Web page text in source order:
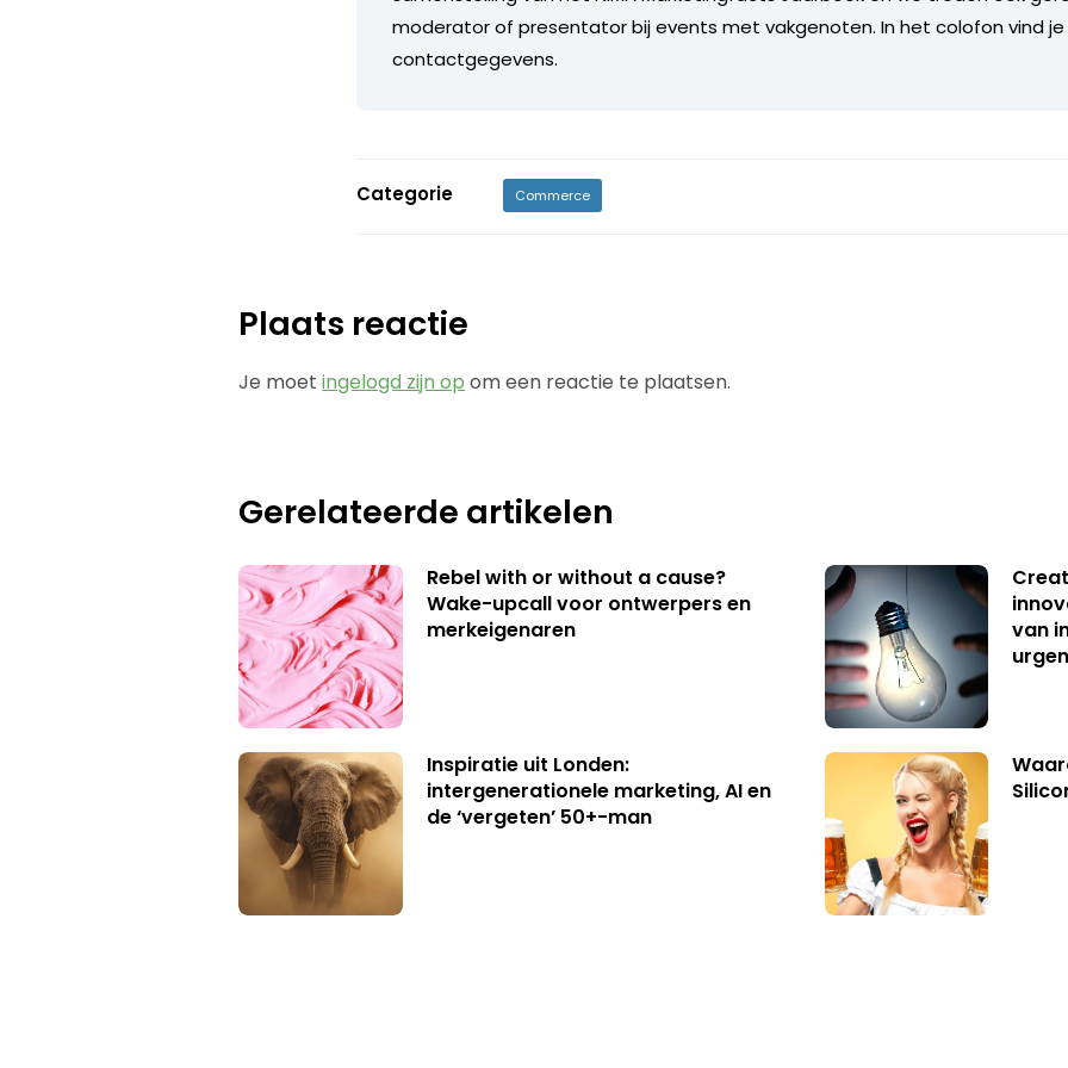
moderator of presentator bij events met vakgenoten. In het colofon vind je
contactgegevens.
Categorie Commerce
Plaats reactie
Je moetingelogd zijn op om een reactie te plaatsen.
Gerelateerde artikelen
Rebel with or without a cause?
Wake-upcall voor ontwerpers en
merkeigenaren
van
Inspiratie uit Londen:
intergenerationele marketing, AI en
de ‘vergeten’ 50+-man